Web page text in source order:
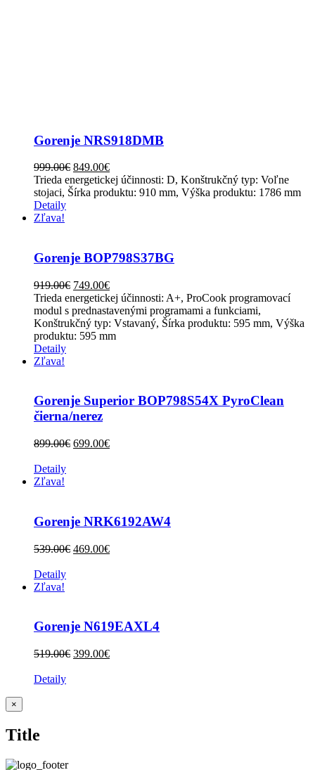
Gorenje NRS918DMB
999.00€ 849.00€
Trieda energetickej účinnosti: D, Konštrukčný typ: Voľne
stojaci, Šírka produktu: 910 mm, Výška produktu: 1786 mm
Detaily
Zľava!
Gorenje BOP798S37BG
919.00€ 749.00€
Trieda energetickej účinnosti: A+, ProCook programovací
modul s prednastavenými programami a funkciami,
Konštrukčný typ: Vstavaný, Šírka produktu: 595 mm, Výška
produktu: 595 mm
Detaily
Zľava!
Gorenje Superior BOP798S54X PyroClean
čierna/nerez
899.00€ 699.00€
Detaily
Zľava!
Gorenje NRK6192AW4
539.00€ 469.00€
Detaily
Zľava!
Gorenje N619EAXL4
519.00€ 399.00€
Detaily
Zatvoriť
rýchle
produktu
×
Title